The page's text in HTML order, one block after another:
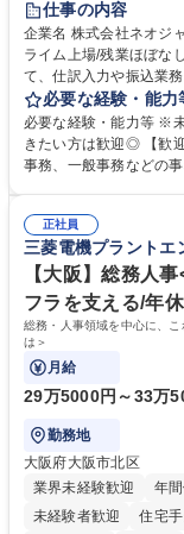
完全週休2日制
交通
寮・社宅あり
仕事の内容
企業名 株式会社ネオジャパン 求人名 未経験歓迎【経理/みな
ライム上場/残業ほぼなし/年休123日 仕事の内
て、仕訳入力や振込業
力・確認業務からスタ
階的に経理知識を身につけていただき
基づく仕訳入力 ■月末
メンバーの業務サポー
想定です。 募集職種 未経験歓迎【経理/みなとみらい】プライム上場/残業
ほぼなし/年休123日
必要な経験・能力
必要な経験・能力等 ※
きたい方は歓迎◎ 【歓
事務、一般事務などの事務経験 【本ポジションについ
当し、3～5年をかけて
テップアップできます
未満のため、無理なく
歴・資格 学歴：大学院
簿記検定1級 日商簿記検
正社員
三菱電機プラントエ
【大阪】総務人
フラを支える/年
総務・人事領域を中心に、
は＞
月給
29万5000円～33万
勤務地
大阪府大阪市北区
業界未経験歓迎
年
未経験者歓迎
住宅